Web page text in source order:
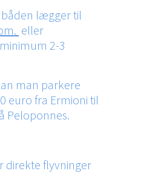
båden lægger til
. eller
2-3
man parkere
euro fra Ermioni til
Peloponnes.
direkte flyvninger